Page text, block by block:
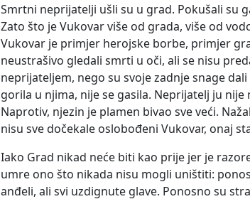
Smrtni neprijatelji ušli su u grad. Pokušali su
Zato što je Vukovar više od grada, više od
Vukovar je primjer herojske borbe, primjer
neustrašivo gledali smrti u oči, ali se nisu
neprijateljem, nego su svoje zadnje snage
gorila u njima, nije se gasila. Neprijatelj ju
Naprotiv, njezin je plamen bivao sve veći.
nisu sve dočekale oslobođeni Vukovar, onaj
Iako Grad nikad neće biti kao prije jer je
umre ono što nikada nisu mogli uništiti:
anđeli, ali svi uzdignute glave. Ponosno su